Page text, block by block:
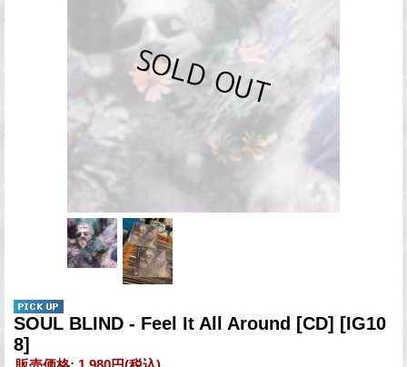
SOUL BLIND - Feel It All Around [CD] [IG10
8]